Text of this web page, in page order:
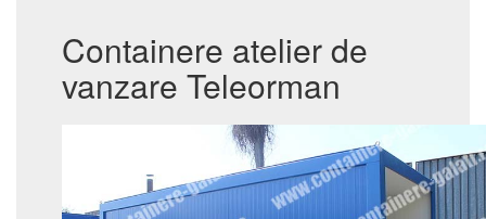
Containere atelier de
vanzare Teleorman